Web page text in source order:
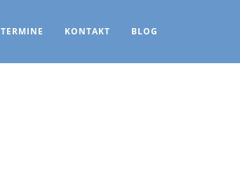
TERMINE KONTAKT BLOG